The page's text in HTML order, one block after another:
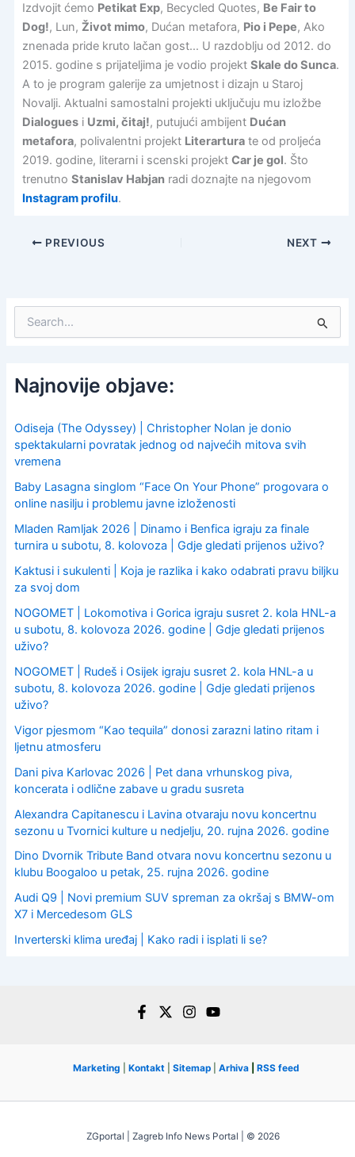
Izdvojit ćemo Petikat Exp, Becycled Quotes, Be Fair to
Dog!, Lun, Život mimo, Dućan metafora, Pio i Pepe, Ako
znenada pride kruto lačan gost… U razdoblju od 2012. do
2015. godine s prijateljima je vodio projekt Skale do Sunca.
A to je program galerije za umjetnost i dizajn u Staroj
Novalji. Aktualni samostalni projekti uključuju mu izložbe
Dialoguesi Uzmi, čitaj!, putujući ambijent Dućan
metafora, polivalentni projekt Literarturate od proljeća
2019. godine, literarni i scenski projekt Car je gol. Što
trenutno Stanislav Habjanradi doznajte na njegovom
Instagram profilu.
PREVIOUS NEXT
c
h
o
r
Najnovije objave:
Odiseja (The Odyssey) | Christopher Nolan je donio
spektakularni povratak jednog od najvećih mitova svih
vremena
Baby Lasagna singlom “Face On Your Phone” progovara o
online nasilju i problemu javne izloženosti
Mladen Ramljak 2026 | Dinamo i Benfica igraju za finale
turnira u subotu, 8. kolovoza | Gdje gledati prijenos uživo?
Kaktusi i sukulenti | Koja je razlika i kako odabrati pravu biljku
za svoj dom
NOGOMET | Lokomotiva i Gorica igraju susret 2. kola HNL-a
u subotu, 8. kolovoza 2026. godine | Gdje gledati prijenos
uživo?
NOGOMET | Rudeš i Osijek igraju susret 2. kola HNL-a u
subotu, 8. kolovoza 2026. godine | Gdje gledati prijenos
uživo?
Vigor pjesmom “Kao tequila” donosi zarazni latino ritam i
ljetnu atmosferu
Dani piva Karlovac 2026 | Pet dana vrhunskog piva,
koncerata i odlične zabave u gradu susreta
Alexandra Capitanescu i Lavina otvaraju novu koncertnu
sezonu u Tvornici kulture u nedjelju, 20. rujna 2026. godine
Dino Dvornik Tribute Band otvara novu koncertnu sezonu u
klubu Boogaloo u petak, 25. rujna 2026. godine
Audi Q9 | Novi premium SUV spreman za okršaj s BMW-om
X7 i Mercedesom GLS
Inverterski klima uređaj | Kako radi i isplati li se?
Marketing Kontakt Sitemap Arhiva RSS feed
ZGportal | Zagreb Info News Portal | © 2026